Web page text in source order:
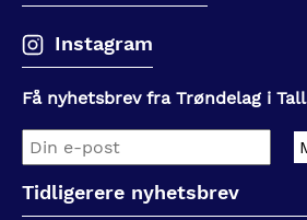
Instagram
Få nyhetsbrev fra Trøndelag i Tall
Tidligerere nyhetsbrev